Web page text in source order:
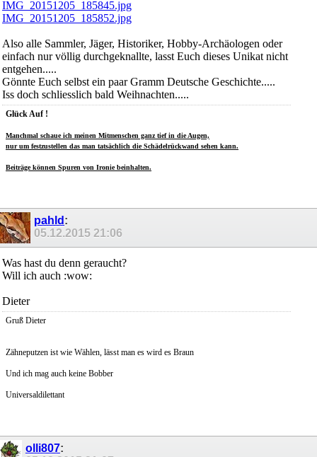
IMG_20151205_185845.jpg
IMG_20151205_185852.jpg
Also alle Sammler, Jäger, Historiker, Hobby-Archäologen oder
einfach nur völlig durchgeknallte, lasst Euch dieses Unikat nicht
entgehen.....
Gönnte Euch selbst ein paar Gramm Deutsche Geschichte.....
Iss doch schliesslich bald Weihnachten.....
Glück Auf !
Manchmal schaue ich meinen Mitmenschen ganz tief in die Augen,
nur um festzustellen das man tatsächlich die Schädelrückwand sehen kann.
Beiträge können Spuren von Ironie beinhalten.
pahld :
05.12.2015 21:06
Was hast du denn geraucht?
Will ich auch :wow:
Dieter
Gruß Dieter
Zähneputzen ist wie Wählen, lässt man es wird es Braun
Und ich mag auch keine Bobber
Universaldilettant
olli807: